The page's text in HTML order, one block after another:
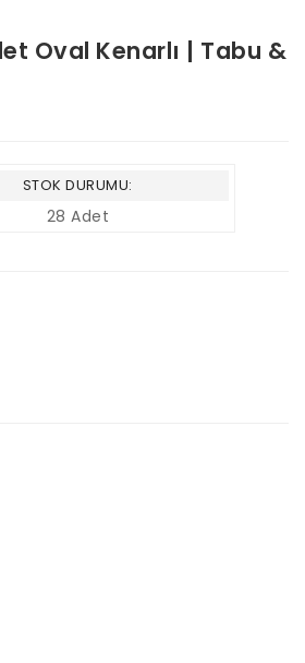
Oval Kenarlı | Tabu &
STOK DURUMU:
28 Adet